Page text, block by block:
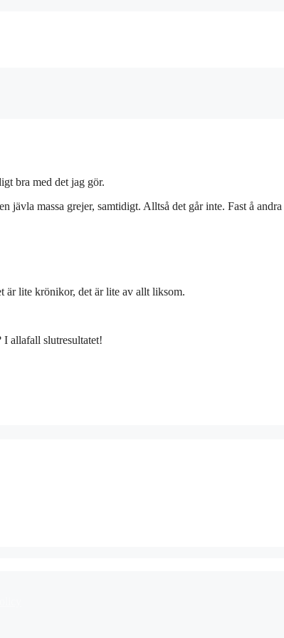
bra med det jag gör.
jävla massa grejer, samtidigt. Alltså det går inte. Fast å andra
är lite krönikor, det är lite av allt liksom.
I allafall slutresultatet!